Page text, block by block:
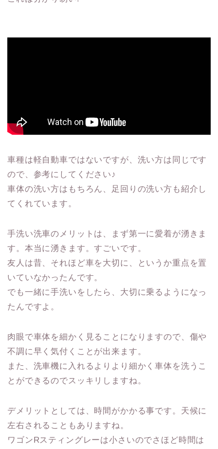
車種は軽自動車ではないですが、洗い方は同じです
ので、参考にしてください♪
車体の洗い方はもちろん、足回りの洗い方も紹介し
てくれています。
手洗い洗車のメリットは、まず第一に愛着が湧きま
す。本当に湧きます。すごいです。
友人は昔、それほど車を大切に、というか重点を置
いていなかったんです。
でも一緒に手洗いをしたら、大切に乗るようになっ
たんですよ。
肉眼で車体を細かく見ることになりますので、傷や
不調に早く気付くことが出来ます。
また、洗車機に入れるよりより細かく車体を洗うこ
とができるのでスッキリしますね。
デメリットとしては、時間がかかる事です。天候に
左右されることもありますね。
ワゴンRスティングレーは小さいのでさほど時間は